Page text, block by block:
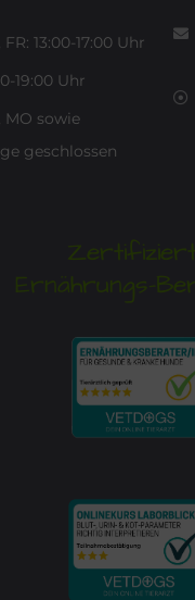
FR: 13:00-17:00 Uhr
19:00 Uhr
MO sowie
geschlossen
Ernährungs-